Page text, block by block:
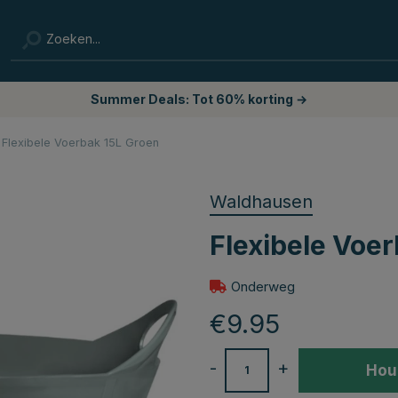
Summer Deals: Tot 60% korting →
Flexibele Voerbak 15L Groen
Waldhausen
Flexibele
Onderweg
€9.95
+
-